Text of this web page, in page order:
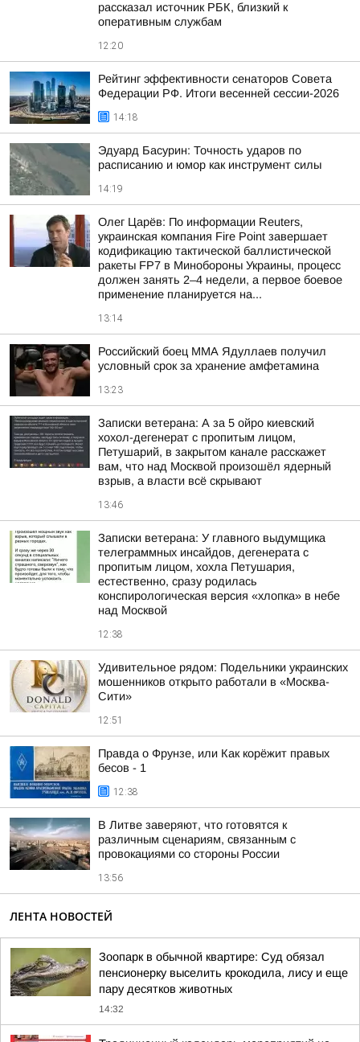
рассказал источник РБК, близкий к
оперативным службам
12:20
Рейтинг эффективности сенаторов Совета
Федерации РФ. Итоги весенней сессии-2026
14:18
Эдуард Басурин: Точность ударов по
расписанию и юмор как инструмент силы
14:19
Олег Царёв: По информации Reuters,
украинская компания Fire Point завершает
кодификацию тактической баллистической
ракеты FP7 в Минобороны Украины, процесс
должен занять 2–4 недели, а первое боевое
применение планируется на...
13:14
Российский боец ММА Ядуллаев получил
условный срок за хранение амфетамина
13:23
Записки ветерана: А за 5 ойро киевский
хохол-дегенерат с пропитым лицом,
Петушарий, в закрытом канале расскажет
вам, что над Москвой произошёл ядерный
взрыв, а власти всё скрывают
13:46
Записки ветерана: У главного выдумщика
телеграммных инсайдов, дегенерата с
пропитым лицом, хохла Петушария,
естественно, сразу родилась
конспирологическая версия «хлопка» в небе
над Москвой
12:38
Удивительное рядом: Подельники украинских
мошенников открыто работали в «Москва-
Сити»
12:51
Правда о Фрунзе, или Как корёжит правых
бесов - 1
12:38
В Литве заверяют, что готовятся к
различным сценариям, связанным с
провокациями со стороны России
13:56
ЛЕНТА НОВОСТЕЙ
Зоопарк в обычной квартире: Суд обязал
пенсионерку выселить крокодила, лису и еще
пару десятков животных
14:32